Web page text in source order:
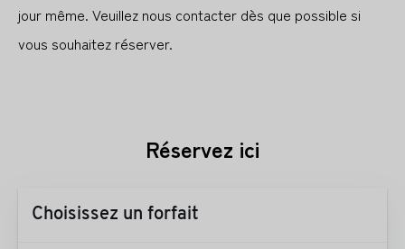
jour même. Veuillez nous contacter dès que possible si
vous souhaitez réserver.
Réservez ici
Choisissez un forfait